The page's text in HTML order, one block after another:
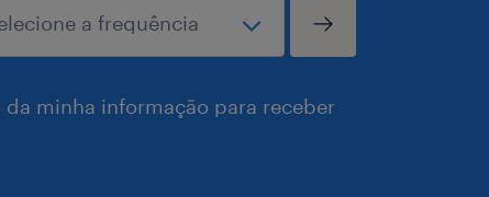
minha informação para receber